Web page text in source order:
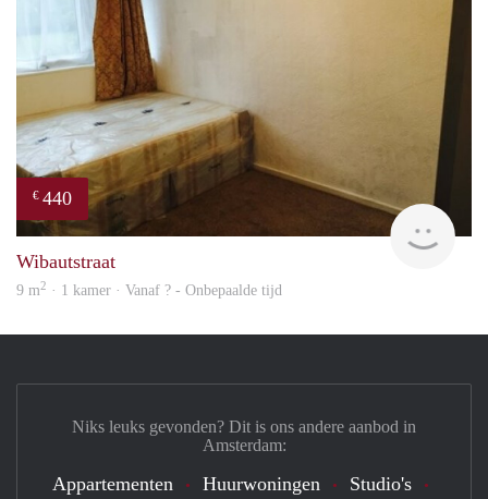
€ 440
Wibautstraat
9 m2 · 1 kamer · Vanaf ? - Onbepaalde tijd
Niks leuks gevonden? Dit is ons andere aanbod in
Amsterdam:
Appartementen Huurwoningen
Studio's